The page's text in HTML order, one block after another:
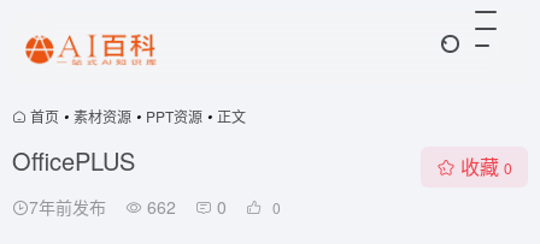
首页 • 素材资源 • PPT资源 • 正文
OfficePLUS
7年前发布 662 0 0
收藏 0